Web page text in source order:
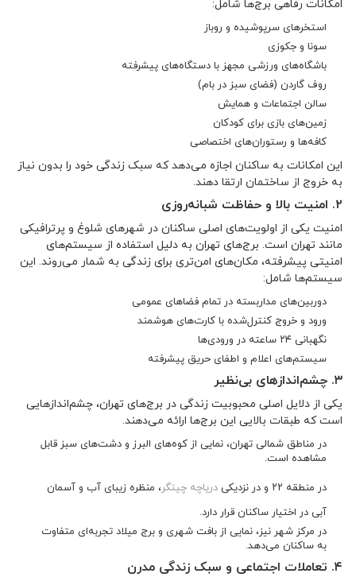
امکانات رفاهی برج‌ها شامل:
استخرهای سرپوشیده و روباز
سونا و جکوزی
باشگاه‌های ورزشی مجهز با دستگاه‌های پیشرفته
روف گاردن (فضای سبز در بام)
سالن اجتماعات و همایش
زمین‌های بازی برای کودکان
کافه‌ها و رستوران‌های اختصاصی
این امکانات به ساکنان اجازه می‌دهد که سبک زندگی خود را بدون نیاز
به خروج از ساختمان ارتقا دهند.
امنیت یکی از اولویت‌های اصلی ساکنان در شهرهای شلوغ و پرترافیکی
مانند تهران است. برج‌های تهران به دلیل استفاده از سیستم‌های
امنیتی پیشرفته، مکان‌های امن‌تری برای زندگی به شمار می‌روند. این
سیستم‌ها شامل:
دوربین‌های مداربسته در تمام فضاهای عمومی
ورود و خروج کنترل‌شده با کارت‌های هوشمند
نگهبانی ۲۴ ساعته در ورودی‌ها
سیستم‌های اعلام و اطفای حریق پیشرفته
یکی از دلایل اصلی محبوبیت زندگی در برج‌های تهران، چشم‌اندازهایی
است که طبقات بالایی این برج‌ها ارائه می‌دهند.
در مناطق شمالی تهران، نمایی از کوه‌های البرز و دشت‌های سبز قابل
مشاهده است.
در منطقه ۲۲ و در نزدیکی دریاچه چیتگر، منظره زیبای آب و آسمان
آبی در اختیار ساکنان قرار دارد.
در مرکز شهر نیز، نمایی از بافت شهری و برج میلاد تجربه‌ای متفاوت
به ساکنان می‌دهد.